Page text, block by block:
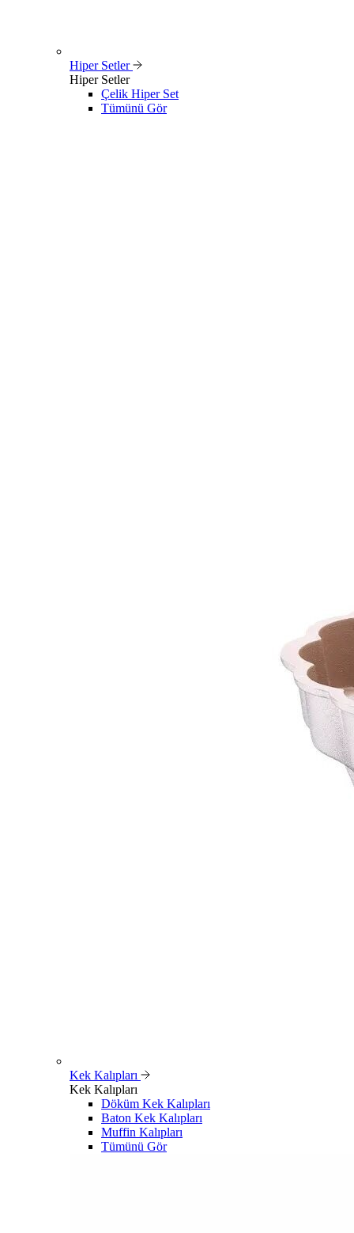
Hiper Setler
Hiper Setler
Çelik Hiper Set
Tümünü Gör
Kek Kalıpları
Kek Kalıpları
Döküm Kek Kalıpları
Baton Kek Kalıpları
Muffin Kalıpları
Tümünü Gör